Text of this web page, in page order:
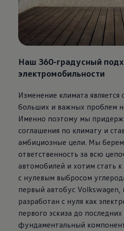
Наш 360-градусный
электромобильности
Изменение климата
больших и важных проблем
Именно поэтому мы
соглашения по климату и
амбициозные цели. Мы берем
ответственность за всю
автомобилей и хотим стать
с нулевым выбросом
первый автобус Volkswagen,
разработан с нуля как
первого эскиза до
фундаментальный